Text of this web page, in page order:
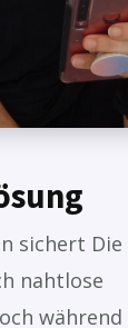
sichert Die
nahtlose
während